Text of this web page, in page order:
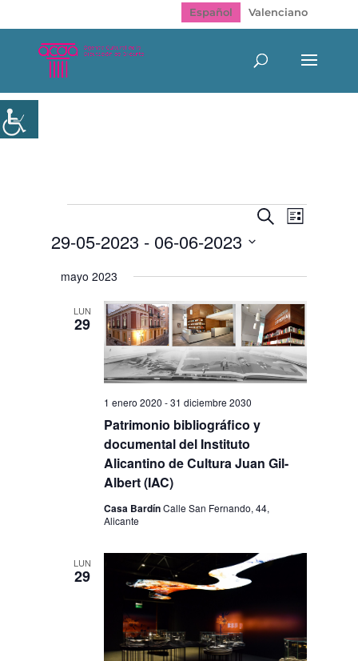
Español Valenciano
Navegación
de
búsqueda
vistas
Eventos
Buscar
de
Lista
29-05-2023 - 06-06-2023
mayo 2023
LUN
29
Patrimonio bibliográfico y
documental del Instituto
Alicantino de Cultura Juan Gil-
Albert (IAC)
1 enero 2020 -31 diciembre 2030
Casa BardínCalle San Fernando, 44,
Alicante
LUN
29